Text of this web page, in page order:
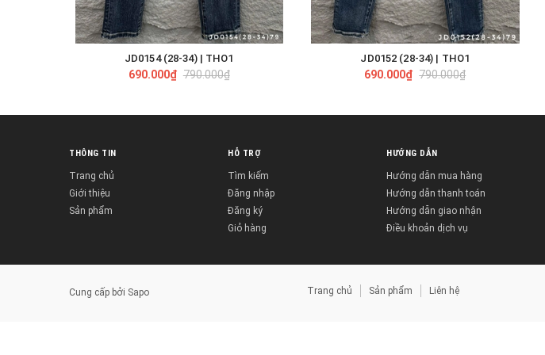
TÙY CHỌN
JD0154 (28-34) | THO1
690.000₫ 790.000₫
TÙY CHỌN
JD0152 (28-34) | THO1
690.000₫ 790.000₫
THÔNG TIN
Trang chủ
Giới thiệu
Sản phẩm
HỖ TRỢ
Tìm kiếm
Đăng nhập
Đăng ký
Giỏ hàng
HƯỚNG DẪN
Hướng dẫn mua hàng
Hướng dẫn thanh toán
Hướng dẫn giao nhận
Điều khoản dịch vụ
Cung cấp bởi Sapo Trang chủ Sản phẩm Liên hệ